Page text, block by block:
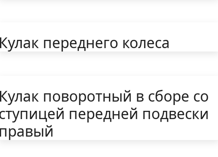
переднего колеса
поворотный в сборе со
передней подвески